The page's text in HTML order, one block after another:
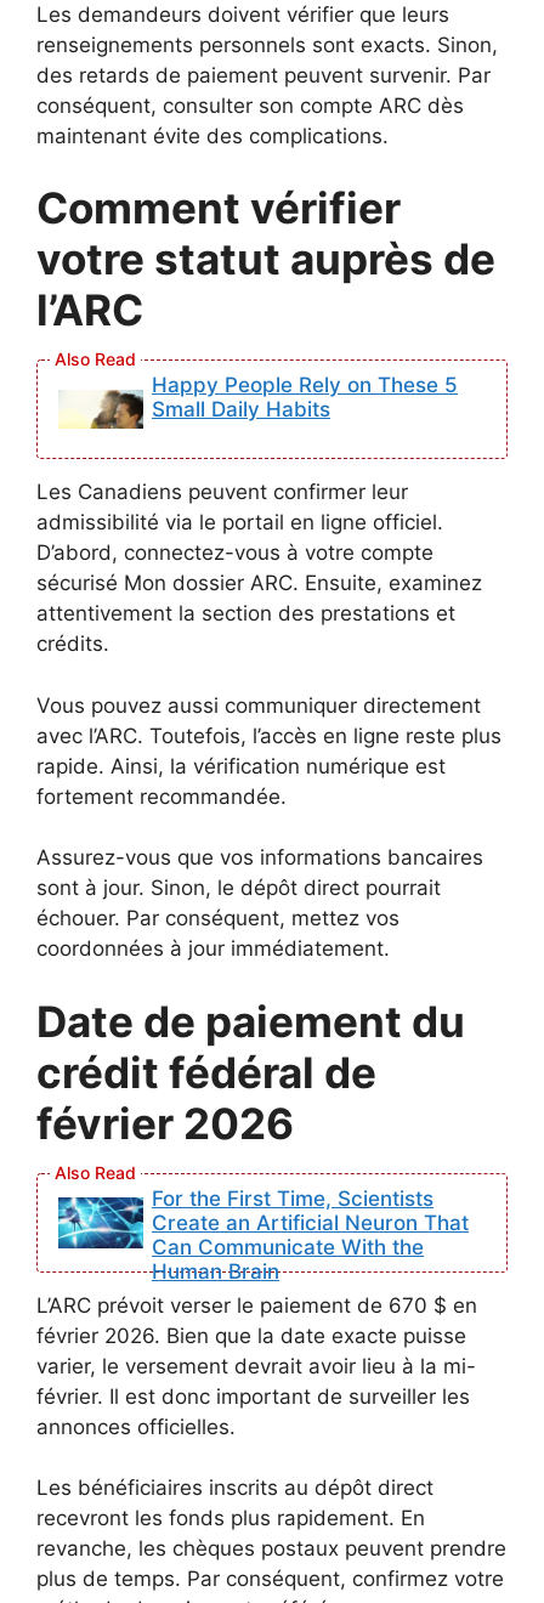
Les demandeurs doivent vérifier que leurs
renseignements personnels sont exacts. Sinon,
des retards de paiement peuvent survenir. Par
conséquent, consulter son compte ARC dès
maintenant évite des complications.
Comment vérifier
votre statut auprès de
l’ARC
Happy People Rely on These 5
Small Daily Habits
Les Canadiens peuvent confirmer leur
admissibilité via le portail en ligne officiel.
D’abord, connectez-vous à votre compte
sécurisé Mon dossier ARC. Ensuite, examinez
attentivement la section des prestations et
crédits.
Vous pouvez aussi communiquer directement
avec l’ARC. Toutefois, l’accès en ligne reste plus
rapide. Ainsi, la vérification numérique est
fortement recommandée.
Assurez-vous que vos informations bancaires
sont à jour. Sinon, le dépôt direct pourrait
échouer. Par conséquent, mettez vos
coordonnées à jour immédiatement.
Date de paiement du
crédit fédéral de
février 2026
For the First Time, Scientists
Create an Artificial Neuron That
Can Communicate With the
Human Brain
L’ARC prévoit verser le paiement de 670 $ en
février 2026. Bien que la date exacte puisse
varier, le versement devrait avoir lieu à la mi-
février. Il est donc important de surveiller les
annonces officielles.
Les bénéficiaires inscrits au dépôt direct
recevront les fonds plus rapidement. En
revanche, les chèques postaux peuvent prendre
plus de temps. Par conséquent, confirmez votre